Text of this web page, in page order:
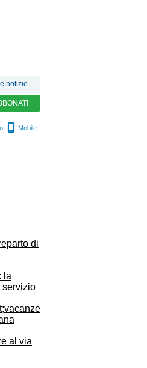
notizie
Mobile
di
la
servizio
al via